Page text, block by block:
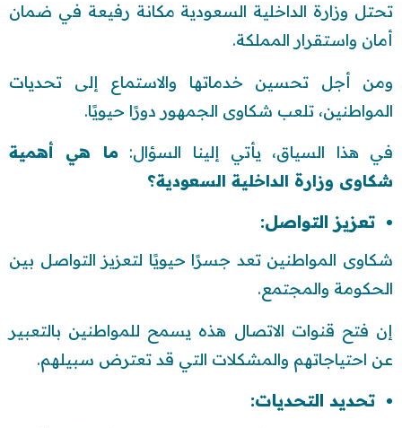
تحتل وزارة الداخلية السعودية مكانة رفيعة في ضمان
أمان واستقرار المملكة.
ومن أجل تحسين خدماتها والاستماع إلى تحديات
المواطنين، تلعب شكاوى الجمهور دورًا حيويًا.
في هذا السياق، يأتي إلينا السؤال: ما هي أهمية
شكاوى وزارة الداخلية السعودية؟
تعزيز التواصل:
شكاوى المواطنين تعد جسرًا حيويًا لتعزيز التواصل بين
الحكومة والمجتمع.
إن فتح قنوات الاتصال هذه يسمح للمواطنين بالتعبير
عن احتياجاتهم والمشكلات التي قد تعترض سبيلهم.
تحديد التحديات: